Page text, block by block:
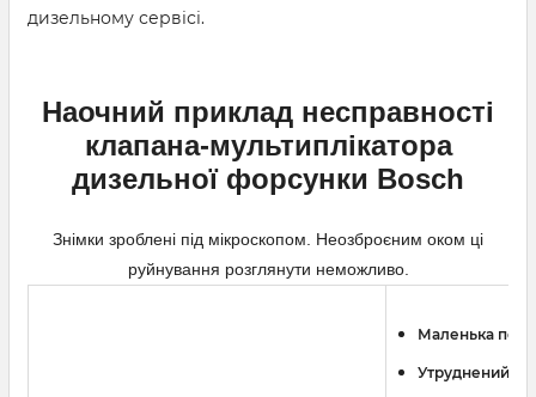
дизельному сервісі.
Наочний приклад несправності
клапана-мультиплікатора
дизельної форсунки Bosch
Знімки зроблені під мікроскопом. Неозброєним оком ці
руйнування розглянути неможливо.
Маленька
Утруднений